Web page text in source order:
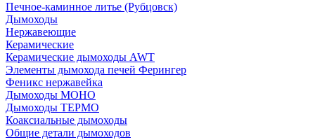
Печное-каминное литье (Рубцовск)
Дымоходы
Нержавеющие
Керамические
Керамические дымоходы AWT
Элементы дымохода печей Ферингер
Феникс нержавейка
Дымоходы МОНО
Дымоходы ТЕРМО
Коаксиальные дымоходы
Общие детали дымоходов